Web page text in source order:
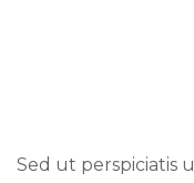
Sed ut perspiciatis